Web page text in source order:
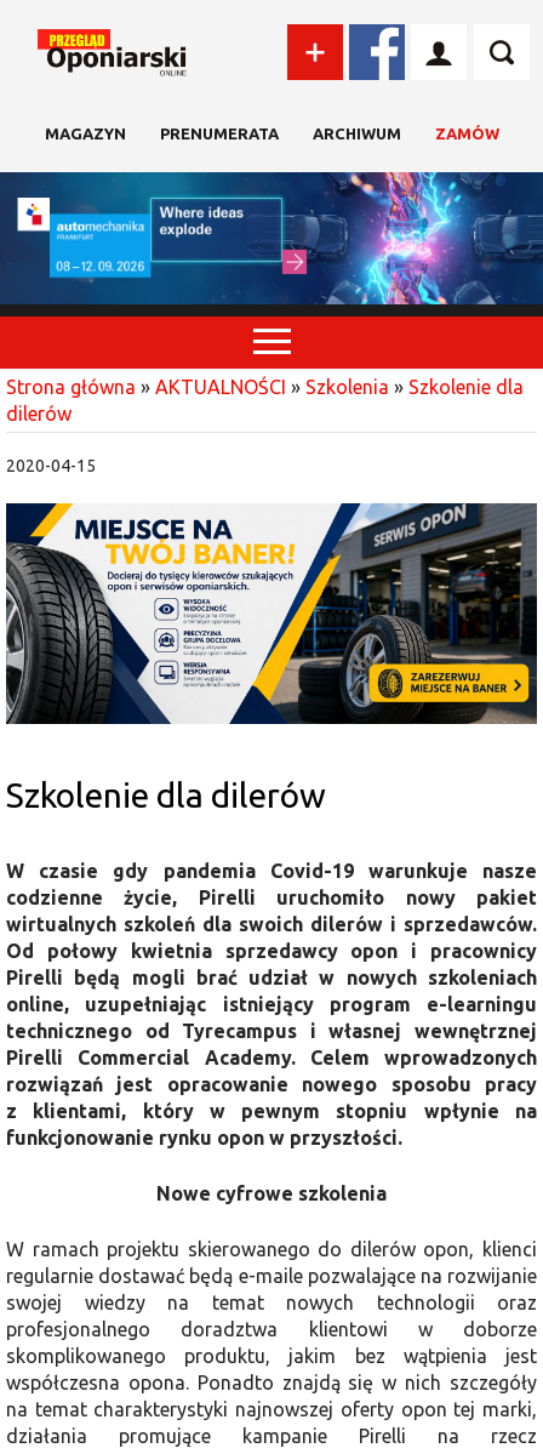
MAGAZYN PRENUMERATA ARCHIWUM ZAMÓW
Strona główna » AKTUALNOŚCI » Szkolenia » Szkolenie dla
dilerów
2020-04-15
Szkolenie dla dilerów
W czasie gdy pandemia Covid-19 warunkuje nasze
codzienne życie, Pirelli uruchomiło nowy pakiet
wirtualnych szkoleń dla swoich dilerów i sprzedawców.
Od połowy kwietnia sprzedawcy opon i pracownicy
Pirelli będą mogli brać udział w nowych szkoleniach
online, uzupełniając istniejący program e-learningu
technicznego od Tyrecampus i własnej wewnętrznej
Pirelli Commercial Academy.Celem wprowadzonych
rozwiązań jest opracowanie nowego sposobu pracy
z klientami, który w pewnym stopniu wpłynie na
funkcjonowanie rynku opon w przyszłości.
Nowe cyfrowe szkolenia
W ramach projektu skierowanego do dilerów opon, klienci
regularnie dostawać będą e-maile pozwalające na rozwijanie
swojej wiedzy na temat nowych technologii oraz
profesjonalnego doradztwa klientowi w doborze
skomplikowanego produktu, jakim bez wątpienia jest
współczesna opona. Ponadto znajdą się w nich szczegóły
na temat charakterystyki najnowszej oferty opon tej marki,
działania promujące kampanie Pirelli na rzecz